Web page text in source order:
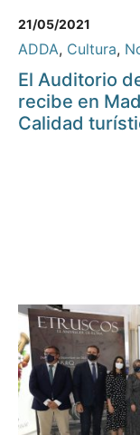
21/05/2021
ADDA, Cultura,
El Auditorio
recibe en
Calidad